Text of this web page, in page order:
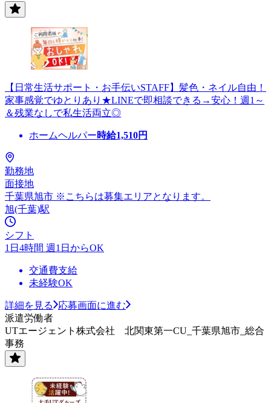
【日常生活サポート・お手伝いSTAFF】髪色・ネイル自由！
家事感覚でゆとりあり★LINEで即相談できる→安心！週1～
＆残業なしで私生活両立◎
ホームヘルパー時給1,510円
勤務地
面接地
千葉県旭市 ※こちらは募集エリアとなります。
旭(千葉)駅
シフト
1日4時間 週1日からOK
交通費支給
未経験OK
詳細を見る
応募画面に進む
派遣労働者
UTエージェント株式会社 北関東第一CU_千葉県旭市_総合
事務